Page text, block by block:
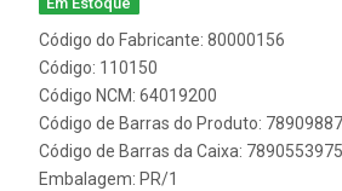
Código do Fabricante: 80000156
Código: 110150
Código NCM: 64019200
Código de Barras do Produto:
Código de Barras da Caixa:
Embalagem: PR/1